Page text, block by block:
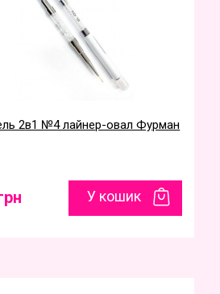
2в1 №4 лайнер-овал Фурман
У кошик